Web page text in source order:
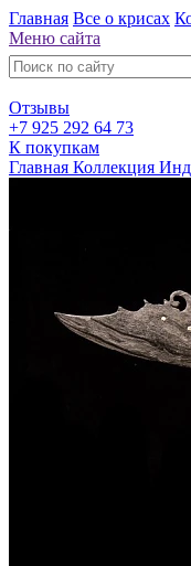
Главная Все о крисах
Меню сайта
Отзывы
+7 925 292 64 73
К покупкам
Главная Коллекция